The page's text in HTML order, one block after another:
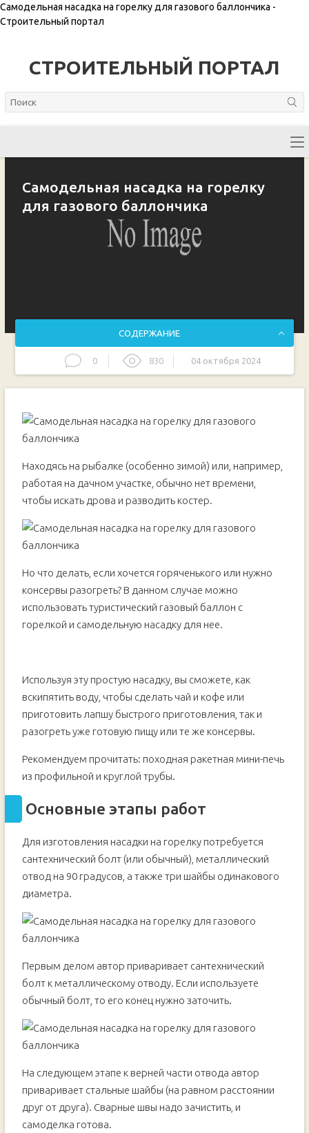
Самодельная насадка на горелку для газового баллончика -
Строительный портал
СТРОИТЕЛЬНЫЙ ПОРТАЛ
Самодельная насадка на горелку
для газового баллончика
СОДЕРЖАНИЕ
0 830 04 октября 2024
Находясь на рыбалке (особенно зимой) или, например,
работая на дачном участке, обычно нет времени,
чтобы искать дрова и разводить костер.
Но что делать, если хочется горяченького или нужно
консервы разогреть? В данном случае можно
использовать туристический газовый баллон с
горелкой и самодельную насадку для нее.
Используя эту простую насадку, вы сможете, как
вскипятить воду, чтобы сделать чай и кофе или
приготовить лапшу быстрого приготовления, так и
разогреть уже готовую пищу или те же консервы.
Рекомендуем прочитать: походная ракетная мини-печь
из профильной и круглой трубы.
Основные этапы работ
Для изготовления насадки на горелку потребуется
сантехнический болт (или обычный), металлический
отвод на 90 градусов, а также три шайбы одинакового
диаметра.
Первым делом автор приваривает сантехнический
болт к металлическому отводу. Если используете
обычный болт, то его конец нужно заточить.
На следующем этапе к верней части отвода автор
приваривает стальные шайбы (на равном расстоянии
друг от друга). Сварные швы надо зачистить, и
самоделка готова.